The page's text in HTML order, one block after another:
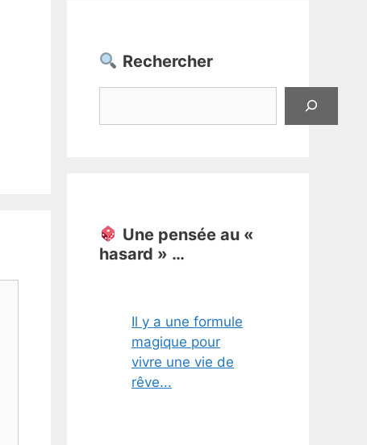
Rechercher
Une pensée au «
hasard » …
Il y a une formule
magique pour
vivre une vie de
rêve...